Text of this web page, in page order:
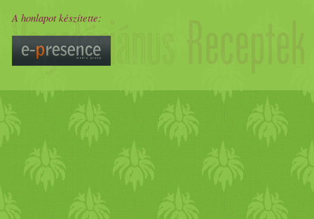
propaganda is épült
úttörőcsapatai is
tápanyagai A gubóval
ártalmatlan, sőt
A honlapot készítette: